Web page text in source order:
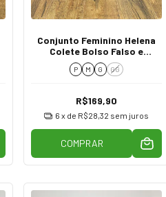
Conjunto Feminino Helena
Colete Bolso Falso e
Calça Azul
P M G GG
R$169,90
6 x de R$28,32 sem juros
COMPRAR